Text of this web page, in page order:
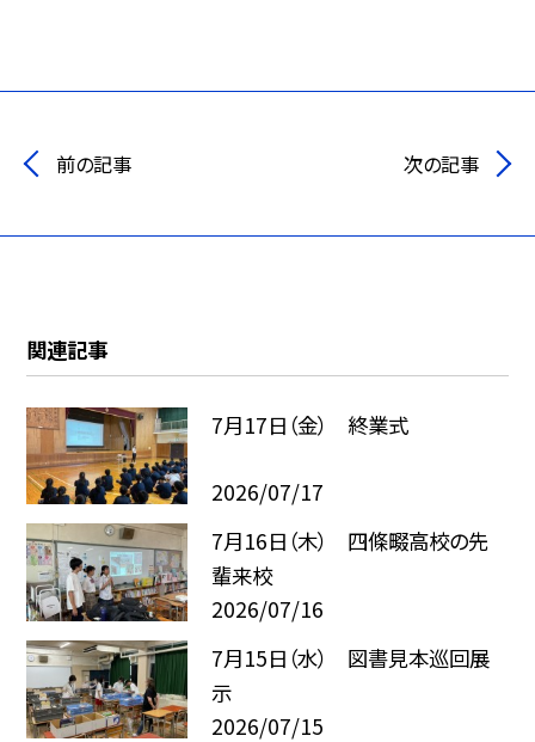
前の記事 次の記事
関連記事
7月17日（金） 終業式
2026/07/17
7月16日（木） 四條畷高校の先
輩来校
2026/07/16
7月15日（水） 図書見本巡回展
示
2026/07/15